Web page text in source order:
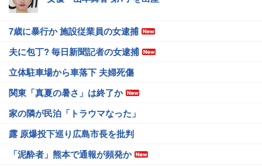
7歳に暴行か 施設従業員の女逮捕
夫に包丁? 毎日新聞記者の女逮捕
立体駐車場から車落下 夫婦死傷
関東「真夏の暑さ」は終了か
家の隣が民泊「トラウマなった」
露 原爆投下巡り広島市長を批判
「泥酔者」熊本で通報が頻発か